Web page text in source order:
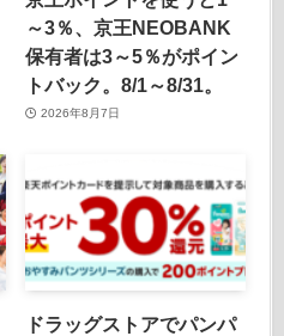
～3％、京王NEOBANK
保有者は3～5％がポイン
トバック。8/1～8/31。
2026年8月7日
ドラッグストアでパンパ